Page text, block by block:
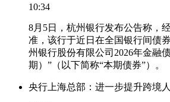
10:34
8月5日，杭州银行发布公告称，
准，该行于近日在全国银行间债
州银行股份有限公司2026年金融
期）”（以下简称“本期债券”）。
央行上海总部：进一步提升跨境